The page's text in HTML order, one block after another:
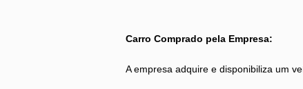
Carro Comprado pela Empresa:
A empresa adquire e disponibiliza um